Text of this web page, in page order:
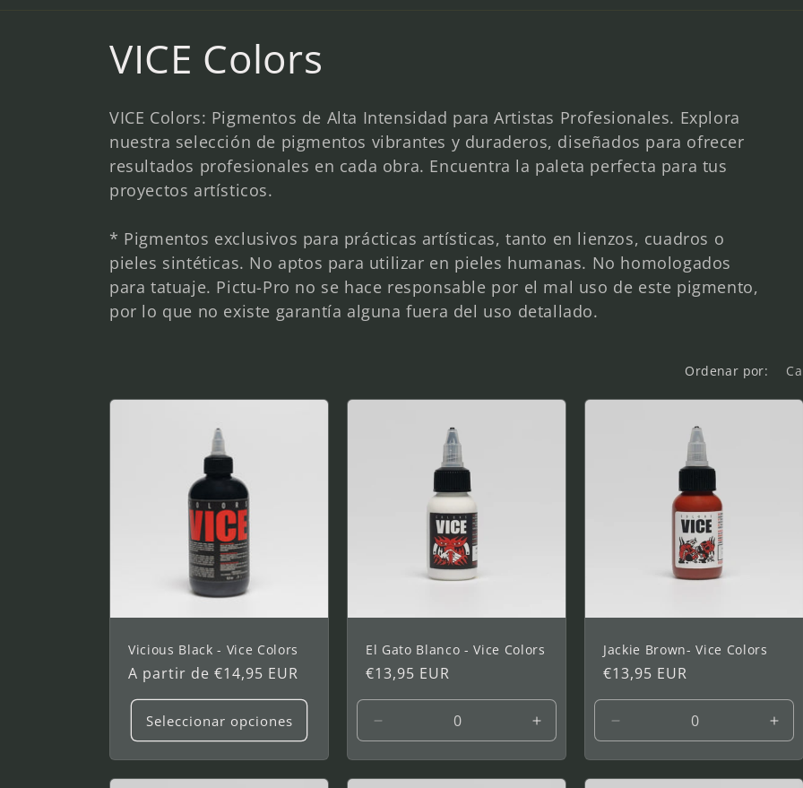
C
o
l
e
c
c
ó
VICE Colors
VICE Colors: Pigmentos de Alta Intensidad para Artistas Profesionales. Explora
nuestra selección de pigmentos vibrantes y duraderos, diseñados para ofrecer
resultados profesionales en cada obra. Encuentra la paleta perfecta para tus
proyectos artísticos.
* Pigmentos exclusivos para prácticas artísticas, tanto en lienzos, cuadros o
pieles sintéticas. No aptos para utilizar en pieles humanas. No homologados
para tatuaje. Pictu-Pro no se hace responsable por el mal uso de este pigmento,
por lo que no existe garantía alguna fuera del uso detallado.
Ordenar por:
Vicious Black - Vice Colors
Precio
habitual
A partir de €14,95 EUR
Seleccionar opciones
El Gato Blanco - Vice Colors
Precio
habitual
€13,95 EUR
cantidad
para
1
Aumentar
cantidad
para
1
Jackie Brown- Vice Colors
Precio
habitual
€13,95 EUR
cantidad
para
1
para
1